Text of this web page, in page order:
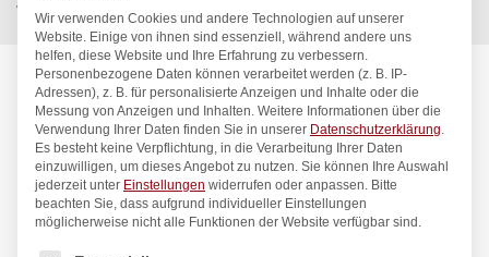
Wassertechnik
Standbatterie lexir Standbatterie 1/2″
Wir verwenden Cookies und andere Technologien auf unserer
Website. Einige von ihnen sind essenziell, während andere uns
helfen, diese Website und Ihre Erfahrung zu verbessern.
Personenbezogene Daten können verarbeitet werden (z. B. IP-
Adressen), z. B. für personalisierte Anzeigen und Inhalte oder die
Messung von Anzeigen und Inhalten. Weitere Informationen über die
Verwendung Ihrer Daten finden Sie in unserer Datenschutzerklärung.
Es besteht keine Verpflichtung, in die Verarbeitung Ihrer Daten
einzuwilligen, um dieses Angebot zu nutzen. Sie können Ihre Auswahl
jederzeit unter Einstellungen widerrufen oder anpassen. Bitte
beachten Sie, dass aufgrund individueller Einstellungen
möglicherweise nicht alle Funktionen der Website verfügbar sind.